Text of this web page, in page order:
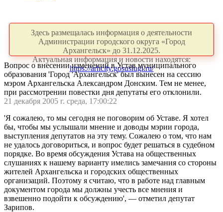
Здесь размещалась информация о деятельности
Администрации городского округа «Город
Архангельск» до 31.12.2025.
Актуальная информация и новости находятся:
https://arhcity.gosuslugi.ru/
Вопрос о внесении изменений в Устав муниципального
образования 'Город 'Архангельск' был вынесен на сессию
мэром Архангельска Александром Донским. Тем не менее,
при рассмотрении повестки дня депутаты его отклонили.
21 декабря 2005 г. среда, 17:00:22
'Я сожалею, то мы сегодня не поговорим об Уставе. Я хотел
бы, чтобы мы услышали мнение и доводы мэрии города,
выступления депутатов на эту тему. Сожалею о том, что нам
не удалось договориться, и вопрос будет решаться в судебном
порядке. Во время обсуждения Устава на общественных
слушаниях к нашему варианту имелись замечания со стороны
жителей Архангельска и городских общественных
организаций. Поэтому я считаю, что в работе над главным
документом города мы должны учесть все мнения и
взвешенно подойти к обсуждению', — отметил депутат
Зарипов.